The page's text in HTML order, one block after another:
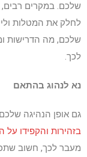
שלכם. במקרים
לחלק את המטלות
שלכם, מה הדרישות
לכך.
נא לנהוג בהתאם
גם אופן הנהיגה
בזהירות והקפידו על
מעבר לכך, חשוב